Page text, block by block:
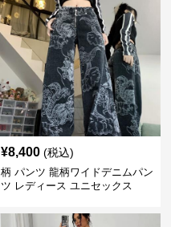
¥8,400 (税込)
柄 パンツ 龍柄ワイドデニムパン
ツ レディース ユニセックス